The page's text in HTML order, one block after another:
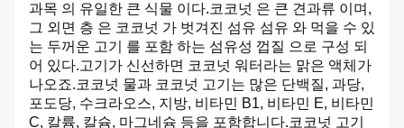
과목 의 유일한 큰 식물 이다.코코넛 은 큰 견과류 이며,
그 외면 층 은 코코넛 가 벗겨진 섬유 섬유 와 먹을 수 있
는 두꺼운 고기 를 포함 하는 섬유성 껍질 으로 구성 되
어 있다.고기가 신선하면 코코넛 워터라는 맑은 액체가
나오죠.코코넛 물과 코코넛 고기는 많은 단백질, 과당,
포도당, 수크라오스, 지방, 비타민 B1, 비타민 E, 비타민
C, 칼륨, 칼슘, 마그네슘 등을 포함합니다.코코넛 고기